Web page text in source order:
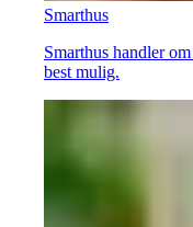
Smarthus
Smarthus handler
best mulig.